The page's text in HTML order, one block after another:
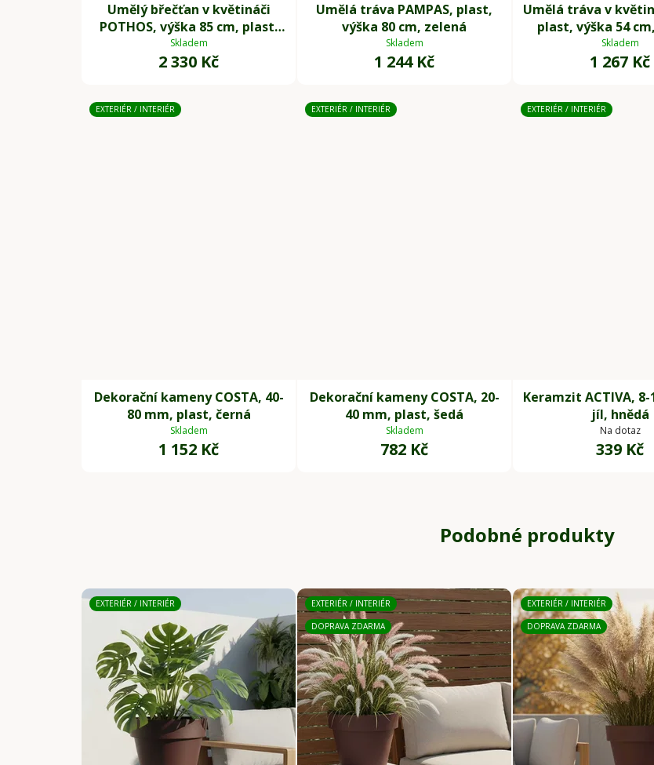
Umělý břečťan v květináči
POTHOS, výška 85 cm, plast,
zelený
Skladem
2 330 Kč
Umělá tráva PAMPAS, plast,
výška 80 cm, zelená
Skladem
1 244 Kč
Umělá tráva v
plast, výška 54
Skladem
1 267 Kč
EXTERIÉR / INTERIÉR
Dekorační kameny COSTA, 40-
80 mm, plast, černá
Skladem
1 152 Kč
EXTERIÉR / INTERIÉR
Dekorační kameny COSTA, 20-
40 mm, plast, šedá
Skladem
782 Kč
EXTERIÉR / INTERIÉR
Keramzit ACTIVA, 8-
jíl, hnědá
Na dotaz
339 Kč
Podobné produkty
EXTERIÉR / INTERIÉR EXTERIÉR / INTERIÉR
DOPRAVA ZDARMA
EXTERIÉR / INTERIÉR
DOPRAVA ZDARMA